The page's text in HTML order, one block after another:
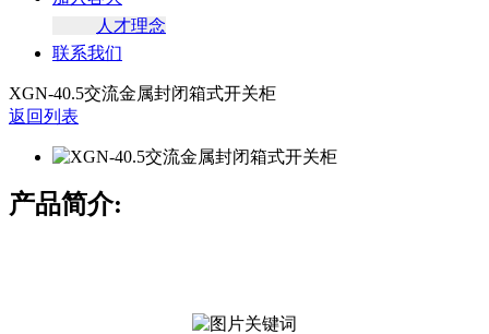
人才理念
联系我们
XGN-40.5交流金属封闭箱式开关柜
返回列表
产品简介: